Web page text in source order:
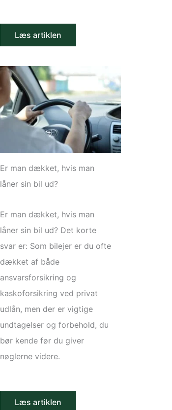
Læs artiklen
Er man dækket, hvis man
låner sin bil ud?
Er man dækket, hvis man
låner sin bil ud? Det korte
svar er: Som bilejer er du ofte
dækket af både
ansvarsforsikring og
kaskoforsikring ved privat
udlån, men der er vigtige
undtagelser og forbehold, du
bør kende før du giver
nøglerne videre.
Læs artiklen